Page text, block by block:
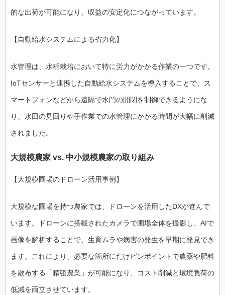
的な出荷が可能になり、収益の安定化につながっています。
【自動給水システムによる省力化】
水管理は、水稲栽培において特に労力がかかる作業の一つです。
IoTセンサーと連携した自動給水システムを導入することで、ス
マートフォンなどから遠隔で水門の開閉を制御できるようにな
り、水田の見回りや手作業での水管理にかかる時間が大幅に削減
されました。
大規模農家 vs. 中小規模農家の取り組み
【大規模圃場のドローン活用事例】
大規模な圃場を持つ農家では、ドローンを活用したDXが進んで
います。ドローンに搭載されたカメラで圃場全体を撮影し、AIで
画像を解析することで、生育ムラや病害の発生を早期に発見でき
ます。これにより、必要な箇所にだけピンポイントで農薬や肥料
を散布する「精密農業」が可能になり、コスト削減と環境負荷の
低減を両立させています。